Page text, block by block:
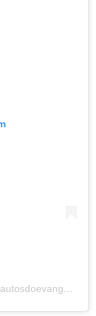
A post shared by Arautos do Evangelho (@arautosdoevangelho)